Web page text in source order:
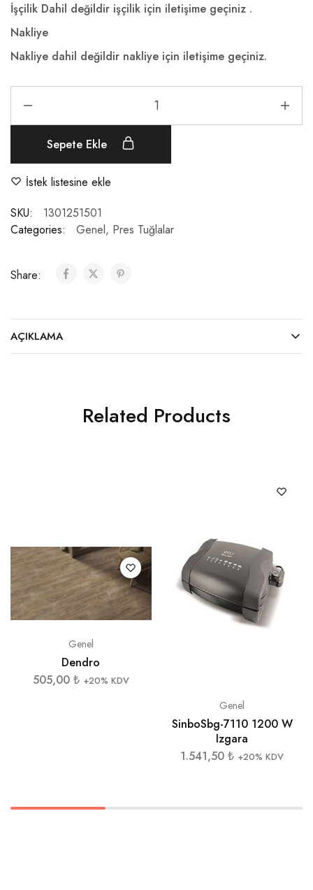
İşçilik Dahil değildir işçilik için iletişime geçiniz .
Nakliye
Nakliye dahil değildir nakliye için iletişime geçiniz.
Sepete Ekle
İstek listesine ekle
SKU:
1301251501
Categories:
Genel, Pres Tuğlalar
Share:
AÇIKLAMA
Related Products
Genel
Dendro
505,00 ₺ +20% KDV
Genel
SinboSbg-7110 1200 W
Izgara
1.541,50₺ +20% KDV